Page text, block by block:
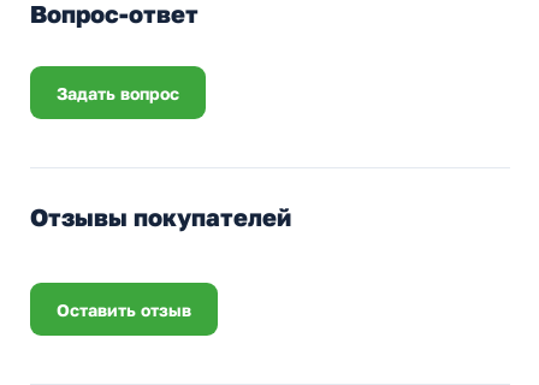
Вопрос-ответ
Задать вопрос
Отзывы покупателей
Оставить отзыв